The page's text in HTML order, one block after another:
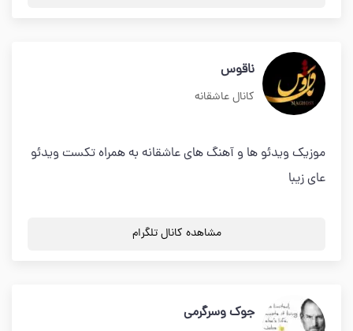
ناقوس
کانال عاشقانه
موزیک ویدئو ها و آهنگ های عاشقانه به همراه تکست ویدئو
عای زیبا
مشاهده کانال تلگرام
جوک وسرگرمی